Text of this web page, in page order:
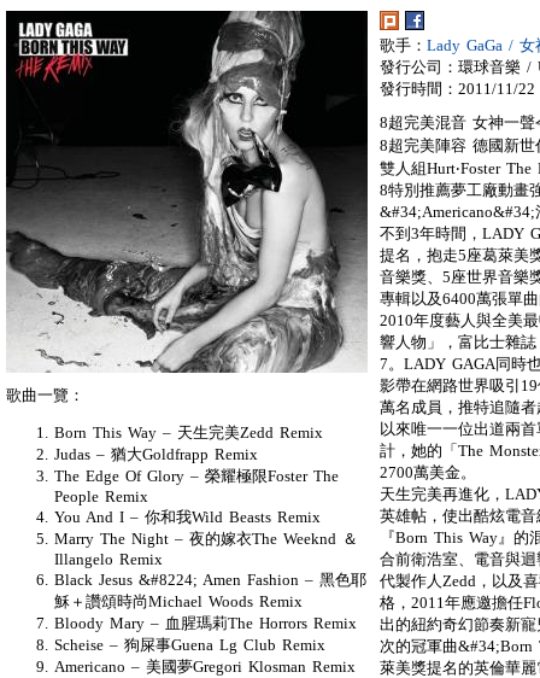
歌手： Lady GaGa / 女
發行公司：環球音樂 /
發行時間：2011/11/22
8超完美混音 女神一
8超完美陣容 德國新世
雙人組Hurt‧Foster
8特別推薦夢工廠動畫
&#34;Americano&#34;
不到3年時間，LADY
提名，抱走5座葛萊美
音樂獎、5座世界音樂
專輯以及6400萬張單
2010年度藝人與全美
響人物」，富比士雜
7。LADY GAGA同時
影帶在網路世界吸引
萬名成員，推特追隨
以來唯一一位出道兩
計，她的「The
2700萬美金。
天生完美再進化，
英雄帖，使出酷炫電
『Born This Way』
合前衛浩室、電音與
代製作人Zedd，以及
格，2011年應邀擔任
出的紐約奇幻節奏新
次的冠軍曲&#34;Born
萊美獎提名的英倫華
歌曲一覽：
Born This Way – 天生完美Zedd Remix
Judas – 猶大Goldfrapp Remix
The Edge Of Glory – 榮耀極限Foster The
People Remix
You And I – 你和我Wild Beasts Remix
Marry The Night – 夜的嫁衣The Weeknd ＆
Illangelo Remix
Black Jesus &#8224; Amen Fashion – 黑色耶
穌＋讚頌時尚Michael Woods Remix
Bloody Mary – 血腥瑪莉The Horrors Remix
Scheise – 狗屎事Guena Lg Club Remix
Americano – 美國夢Gregori Klosman Remix